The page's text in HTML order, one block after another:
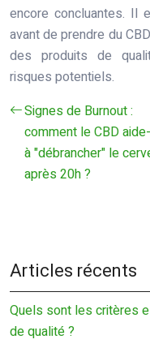
encore concluantes. Il
avant de prendre du
des produits de
risques potentiels.
Signes de Burnout :
comment le CBD
à "débrancher" le
après 20h ?
Articles récents
Quels sont les critères
de qualité ?